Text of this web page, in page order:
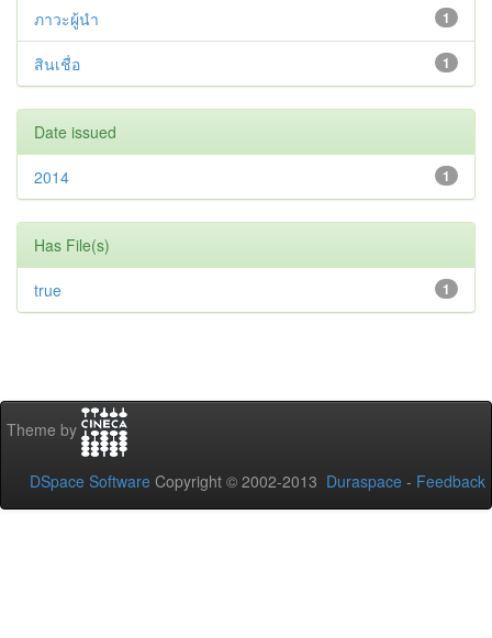
1
ภาวะผู้นำ
1
สินเชื่อ
Date issued
1
2014
Has File(s)
1
true
Theme by
DSpace Software Copyright © 2002-2013 Duraspace - Feedback